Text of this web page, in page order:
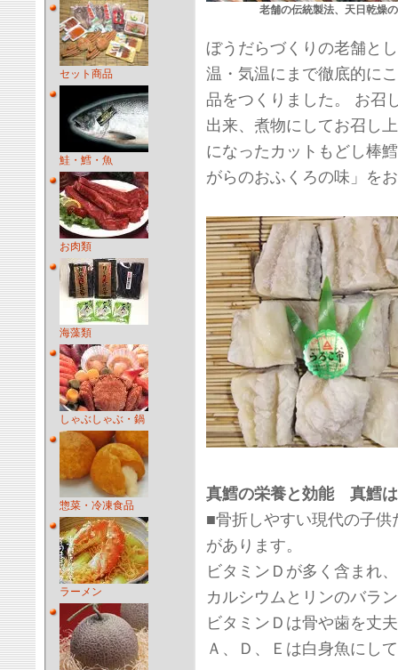
セット商品
鮭・鱈・魚
お肉類
海藻類
しゃぶしゃぶ・鍋
惣菜・冷凍食品
ラーメン
老舗の伝統製法、天日乾燥
ぼうだらづくりの老舗と
温・気温にまで徹底的に
品をつくりました。 お召
出来、煮物にしてお召し
になったカットもどし棒
がらのおふくろの味」を
真鱈の栄養と効能 真鱈
■骨折しやすい現代の子
があります。
ビタミンＤが多く含まれ
カルシウムとリンのバラ
ビタミンＤは骨や歯を丈
Ａ、Ｄ、Ｅは白身魚にし